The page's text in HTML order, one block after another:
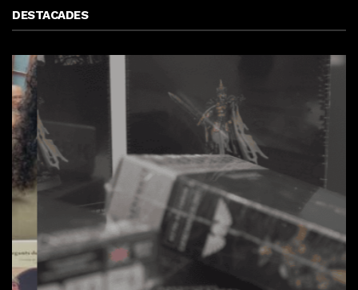
DESTACADES